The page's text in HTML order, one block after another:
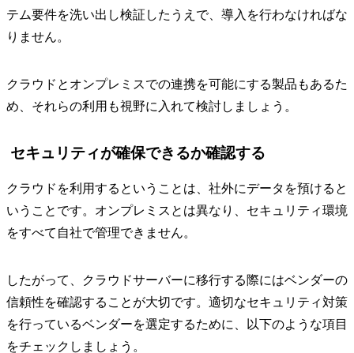
テム要件を洗い出し検証したうえで、導入を行わなければな
りません。
クラウドとオンプレミスでの連携を可能にする製品もあるた
め、それらの利用も視野に入れて検討しましょう。
セキュリティが確保できるか確認する
クラウドを利用するということは、社外にデータを預けると
いうことです。オンプレミスとは異なり、セキュリティ環境
をすべて自社で管理できません。
したがって、クラウドサーバーに移行する際にはベンダーの
信頼性を確認することが大切です。適切なセキュリティ対策
を行っているベンダーを選定するために、以下のような項目
をチェックしましょう。